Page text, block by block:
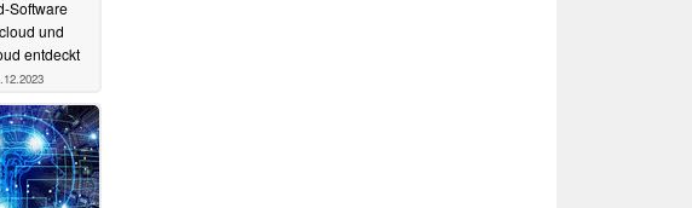
Software
und
entdeckt